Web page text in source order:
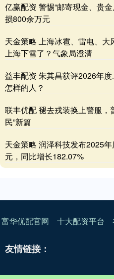
亿赢配资 警惕“邮寄现金、贵
损800余万元
天金策略 上海冰雹、雷电、大
上海下雪了？气象局澄清
益丰配资 朱其昌获评2026年
怎样的人？
联丰优配 褪去戎装换上警服，
民”新篇
天金策略 润泽科技发布2025
元，同比增长182.07%
富华优配官网 十大配资平台
友情链接：